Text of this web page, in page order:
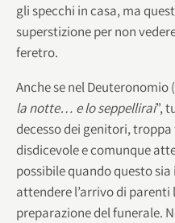
gli specchi in casa, ma
superstizione per non
feretro.
Anche se nel Deuteronomio
lanotte… e lo seppellirai”,
decesso dei genitori,
disdicevole e comunque
possibile quando questo
attendere l’arrivo di
preparazione del funerale.